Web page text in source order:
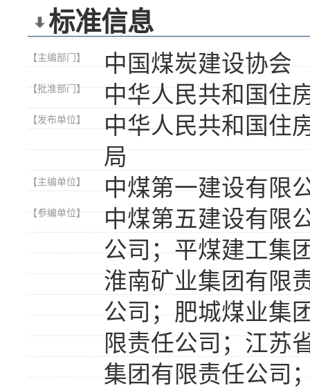
标准信息
【主编部门】 中国煤炭建设协会
【批准部门】 中华人民共和国住
【发布单位】
中华人民共和国住
局
【主编单位】 中煤第一建设有限
【参编单位】
中煤第五建设有限
公司；平煤建工集
淮南矿业集团有限
公司；肥城煤业集
限责任公司；江苏
集团有限责任公司